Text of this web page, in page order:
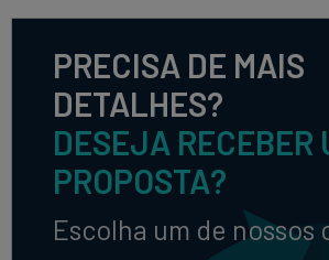
PRECISA DE MAIS
DETALHES?
DESEJA RECEBER
PROPOSTA?
Escolha um de nossos